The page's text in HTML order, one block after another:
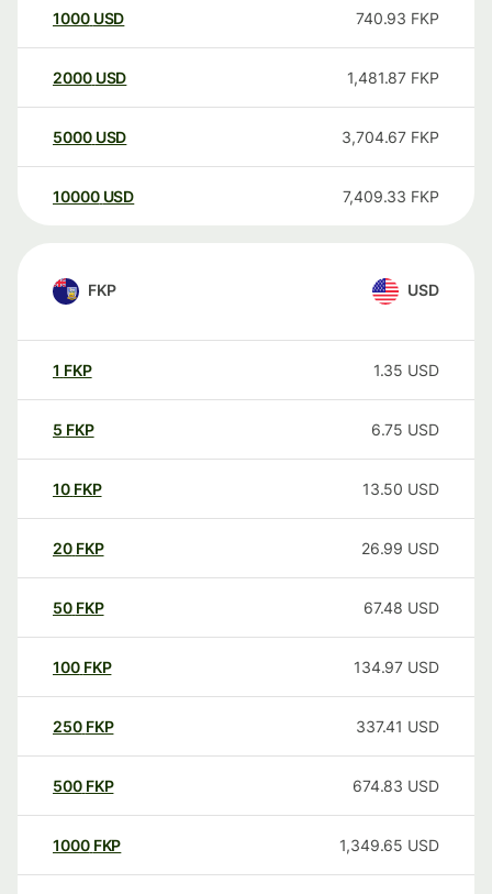
1000 USD 740.93 FKP
2000 USD 1,481.87 FKP
5000 USD 3,704.67 FKP
10000 USD 7,409.33 FKP
FKP USD
1 FKP 1.35 USD
5 FKP 6.75 USD
10 FKP 13.50 USD
20 FKP 26.99 USD
50 FKP 67.48 USD
100 FKP 134.97 USD
250 FKP 337.41 USD
500 FKP 674.83 USD
1000 FKP 1,349.65 USD